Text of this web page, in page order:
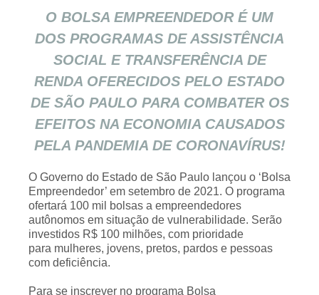
O BOLSA EMPREENDEDOR É UM
DOS PROGRAMAS DE ASSISTÊNCIA
SOCIAL E TRANSFERÊNCIA DE
RENDA OFERECIDOS PELO ESTADO
DE SÃO PAULO PARA COMBATER OS
EFEITOS NA ECONOMIA CAUSADOS
PELA PANDEMIA DE CORONAVÍRUS!
O Governo do Estado de São Paulo lançou o ‘Bolsa
Empreendedor’ em setembro de 2021. O programa
ofertará 100 mil bolsas a empreendedores
autônomos em situação de vulnerabilidade. Serão
investidos R$ 100 milhões, com prioridade
para mulheres, jovens, pretos, pardos e pessoas
com deficiência.
Para se inscrever no programa Bolsa